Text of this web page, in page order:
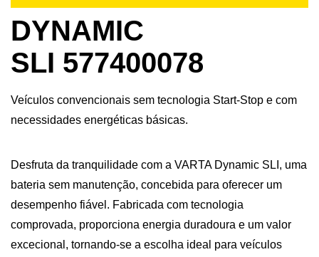
DYNAMIC
SLI 577400078
Veículos convencionais sem tecnologia Start-Stop e com
necessidades energéticas básicas.
Desfruta da tranquilidade com a VARTA Dynamic SLI, uma
bateria sem manutenção, concebida para oferecer um
desempenho fiável. Fabricada com tecnologia
comprovada, proporciona energia duradoura e um valor
excecional, tornando-se a escolha ideal para veículos